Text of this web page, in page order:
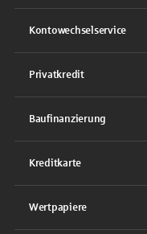
Kontowechselservice
Privatkredit
Baufinanzierung
Kreditkarte
Wertpapiere